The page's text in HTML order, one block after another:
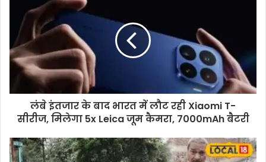
लंबे इंतजार के बाद भारत में लौट रही Xiaomi T-
सीरीज, मिलेगा 5x Leica जूम कैमरा, 7000mAh बैटरी